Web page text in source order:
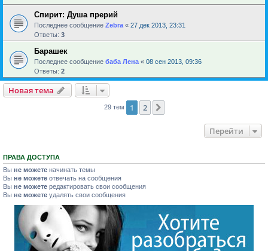
Спирит: Душа прерий
Последнее сообщение Zebra « 27 дек 2013, 23:31
Ответы: 3
Барашек
Последнее сообщение баба Лена « 08 сен 2013, 09:36
Ответы: 2
Новая тема
29 тем 1 2
Перейти
ПРАВА ДОСТУПА
Вы не можете начинать темы
Вы не можете отвечать на сообщения
Вы не можете редактировать свои сообщения
Вы не можете удалять свои сообщения